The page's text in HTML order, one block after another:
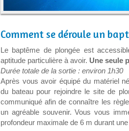
Comment se déroule un
Le baptême de plongée est
aptitude particulière à avoir. Une seule
Durée totale de la sortie : environ 1h30
Après vous avoir équipé du matériel
du bateau pour rejoindre le site de
communiqué afin de connaître les
un agréable souvenir. Vous vous
profondeur maximale de 6 m durant